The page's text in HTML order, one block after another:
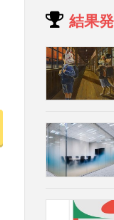
結果